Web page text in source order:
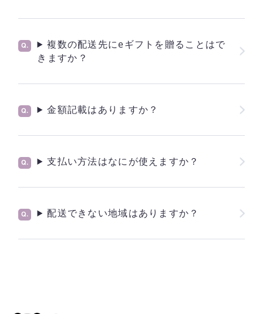
複数の配送先にeギフトを贈ることはで
きますか？
金額記載はありますか？
支払い方法はなにが使えますか？
配送できない地域はありますか？